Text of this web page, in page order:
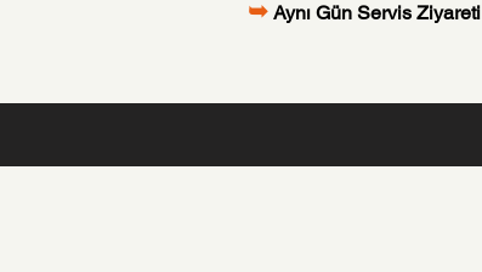
➥ Aynı Gün Servis Ziyareti